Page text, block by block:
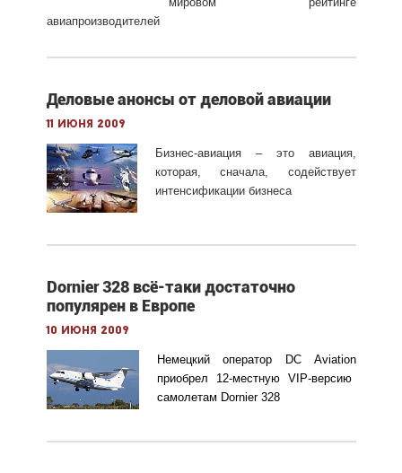
авиапроизводителей
Деловые анонсы от деловой авиации
11 июня 2009
Бизнес-авиация – это авиация,
которая, сначала, содействует
интенсификации бизнеса
Dornier 328 всё-таки достаточно
популярен в Европе
10 июня 2009
Немецкий оператор DC
Aviation
приобрел 12-местную VIP-версию
самолетам Dornier328